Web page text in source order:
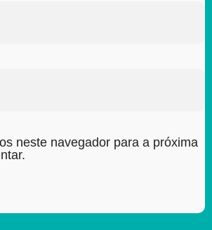
neste navegador para a próxima